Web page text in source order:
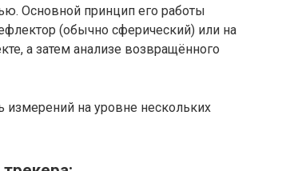
Основной принцип его работы
(обычно сферический) или на
а затем анализе возвращённого
на уровне нескольких